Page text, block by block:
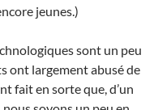
jeunes.)
sont un peu
ont largement abusé de
fait en sorte que, d’un